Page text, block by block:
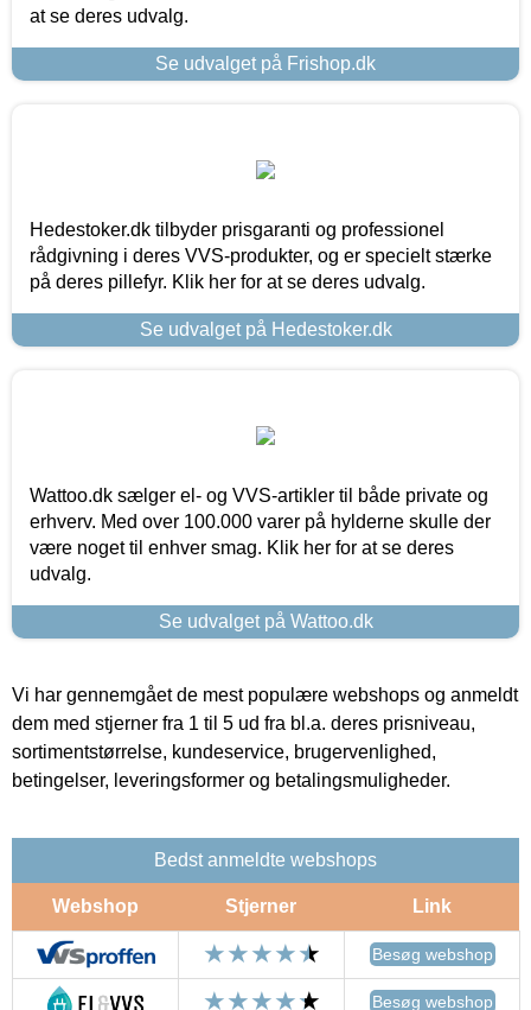
at se deres udvalg.
Se udvalget på Frishop.dk
Hedestoker.dk tilbyder prisgaranti og professionel
rådgivning i deres VVS-produkter, og er specielt stærke
på deres pillefyr. Klik her for at se deres udvalg.
Se udvalget på Hedestoker.dk
Wattoo.dk sælger el- og VVS-artikler til både private og
erhverv. Med over 100.000 varer på hylderne skulle der
være noget til enhver smag. Klik her for at se deres
udvalg.
Se udvalget på Wattoo.dk
Vi har gennemgået de mest populære webshops og anmeldt
dem med stjerner fra 1 til 5 ud fra bl.a. deres prisniveau,
sortimentstørrelse, kundeservice, brugervenlighed,
betingelser, leveringsformer og betalingsmuligheder.
Bedst anmeldte webshops
Webshop Stjerner Link
Besøg webshop
Besøg webshop